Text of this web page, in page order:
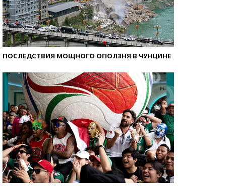
ПОСЛЕДСТВИЯ МОЩНОГО ОПОЛЗНЯ В ЧУНЦИНЕ